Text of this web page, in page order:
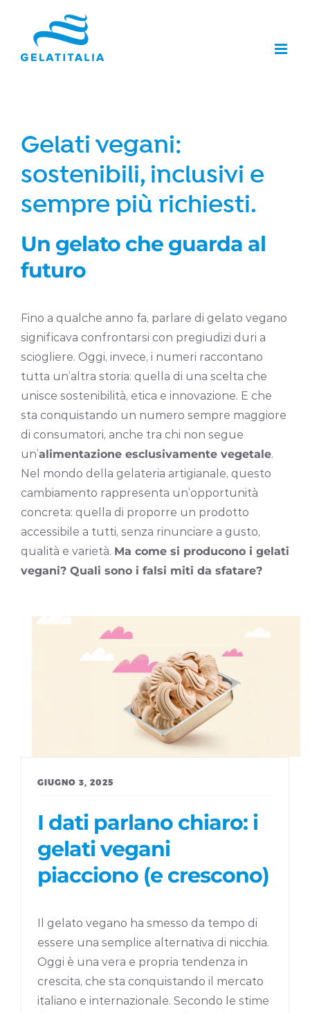
contenuto
Gelati vegani:
sostenibili, inclusivi e
sempre più richiesti.
Un gelato che guarda al
futuro
Fino a qualche anno fa, parlare di gelato vegano
significava confrontarsi con pregiudizi duri a
sciogliere. Oggi, invece, i numeri raccontano
tutta un’altra storia: quella di una scelta che
unisce sostenibilità, etica e innovazione. E che
sta conquistando un numero sempre maggiore
di consumatori, anche tra chi non segue
un’alimentazione esclusivamente vegetale.
Nel mondo della gelateria artigianale, questo
cambiamento rappresenta un’opportunità
concreta: quella di proporre un prodotto
accessibile a tutti, senza rinunciare a gusto,
qualità e varietà. Ma come si producono i gelati
vegani? Quali sono i falsi miti da sfatare?
GIUGNO 3, 2025
I dati parlano chiaro: i
gelati vegani
piacciono (e crescono)
Il gelato vegano ha smesso da tempo di
essere una semplice alternativa di nicchia.
Oggi è una vera e propria tendenza in
crescita, che sta conquistando il mercato
italiano e internazionale. Secondo le stime